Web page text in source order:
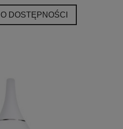
DOSTĘPNOŚCI